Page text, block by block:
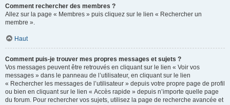
Comment rechercher des membres ?
Allez sur la page « Membres » puis cliquez sur le lien « Rechercher un
membre ».
Haut
Comment puis-je trouver mes propres messages et sujets ?
Vos messages peuvent être retrouvés en cliquant sur le lien « Voir vos
messages » dans le panneau de l’utilisateur, en cliquant sur le lien
« Rechercher les messages de l’utilisateur » depuis votre propre page de profil
ou bien en cliquant sur le lien « Accès rapide » depuis n’importe quelle page
du forum. Pour rechercher vos sujets, utilisez la page de recherche avancée et